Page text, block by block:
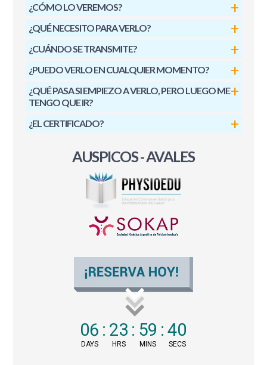
¿CÓMO LO VEREMOS?
¿QUÉ NECESITO PARA VERLO?
¿CUÁNDO SE TRANSMITE?
¿PUEDO VERLO EN CUALQUIER MOMENTO?
¿QUÉ PASA SI EMPIEZO A VERLO, PERO LUEGO ME
TENGO QUE IR?
¿EL CERTIFICADO?
AUSPICOS - AVALES
06
DAYS
: 23
HRS
: 59
MINS
: 40
SECS